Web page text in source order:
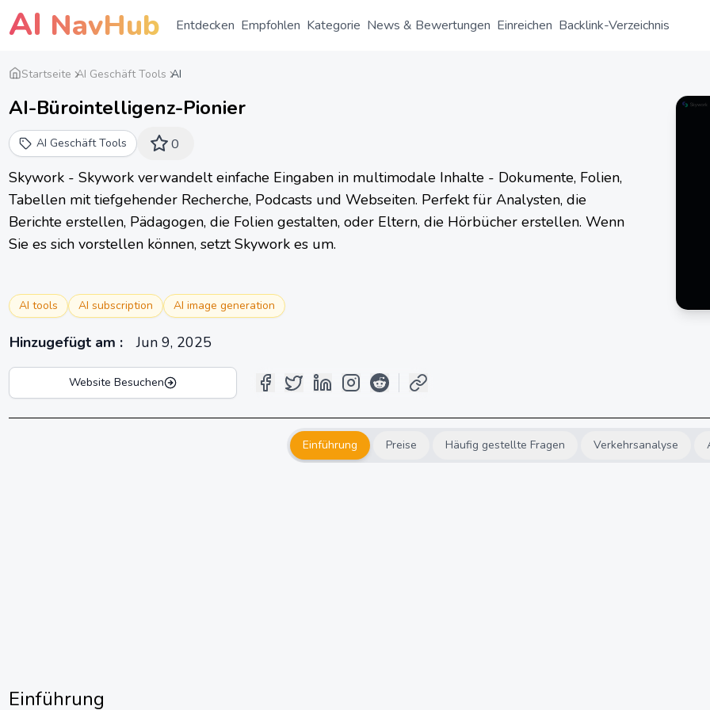
AI NavHub Entdecken Empfohlen Kategorie News & Bewertungen Einreichen Backlink-Verzeichnis
Startseite AI Geschäft Tools AI
AI-Bürointelligenz-Pionier
AI Geschäft Tools 0
Skywork - Skywork verwandelt einfache Eingaben in multimodale Inhalte - Dokumente, Folien,
Tabellen mit tiefgehender Recherche, Podcasts und Webseiten. Perfekt für Analysten, die
Berichte erstellen, Pädagogen, die Folien gestalten, oder Eltern, die Hörbücher erstellen. Wenn
Sie es sich vorstellen können, setzt Skywork es um.
AI tools AI subscription AI image generation
Hinzugefügt am : Jun 9, 2025
Website Besuchen
Einführung Preise Häufig gestellte Fragen Verkehrsanalyse
Einführung